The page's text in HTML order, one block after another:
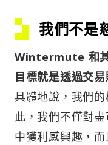
我們不是
Wintermute 和其
目標就是透過交
具體地說，我們
此，我們不僅對
中獲利感興趣，